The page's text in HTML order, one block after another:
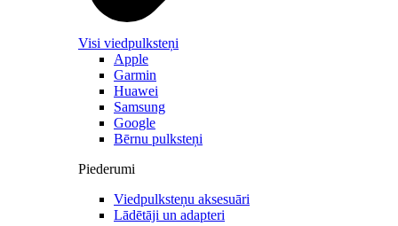
Visi viedpulksteņi
Apple
Garmin
Huawei
Samsung
Google
Bērnu pulksteņi
Piederumi
Viedpulksteņu aksesuāri
Lādētāji un adapteri